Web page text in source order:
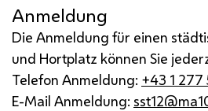
Anmeldung
Die Anmeldung für einen
und Hortplatz können Sie
Telefon Anmeldung: +43 1 277
E-Mail Anmeldung: